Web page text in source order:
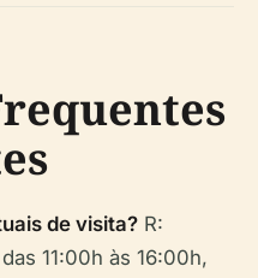
de visita? R:
11:00h às 16:00h,